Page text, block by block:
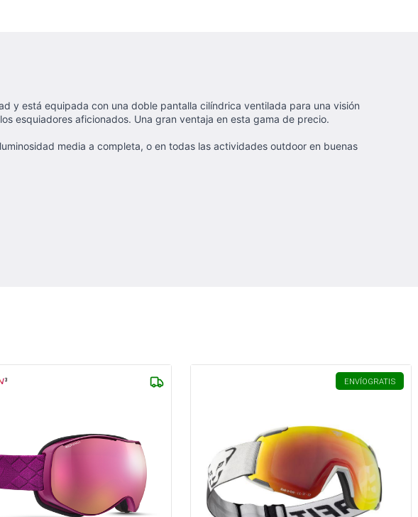
y está equipada con una doble pantalla cilíndrica ventilada para una visión
esquiadores aficionados. Una gran ventaja en esta gama de precio.
media a completa, o en todas las actividades outdoor en buenas
ENVÍOGRATIS